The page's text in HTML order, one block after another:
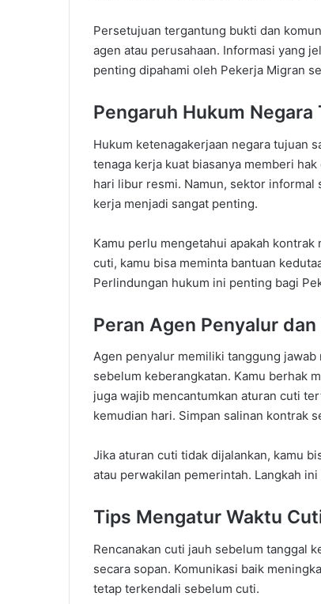
Persetujuan tergantung bukti dan
agen atau perusahaan. Informasi yang
penting dipahami oleh Pekerja Migran
Pengaruh Hukum Negara
Hukum ketenagakerjaan negara tujuan
tenaga kerja kuat biasanya memberi
hari libur resmi. Namun, sektor
kerja menjadi sangat penting.
Kamu perlu mengetahui apakah
cuti, kamu bisa meminta bantuan
Perlindungan hukum ini penting bagi
Peran Agen Penyalur
Agen penyalur memiliki tanggung
sebelum keberangkatan. Kamu berhak
juga wajib mencantumkan aturan cuti
kemudian hari. Simpan salinan kontrak
Jika aturan cuti tidak dijalankan, kamu
atau perwakilan pemerintah. Langkah
Tips Mengatur Waktu
Rencanakan cuti jauh sebelum tanggal
secara sopan. Komunikasi baik
tetap terkendali sebelum cuti.